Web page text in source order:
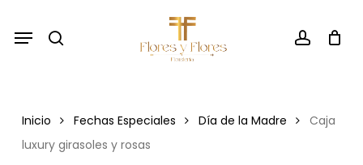
account
Menu
Inicio Fechas Especiales Día de la Madre
Caja
luxury girasoles y rosas